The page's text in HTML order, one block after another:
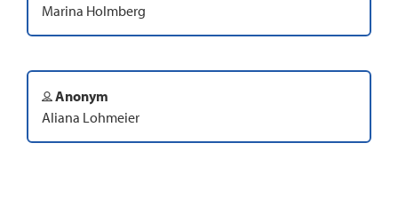
Marina Holmberg
Anonym
Aliana Lohmeier